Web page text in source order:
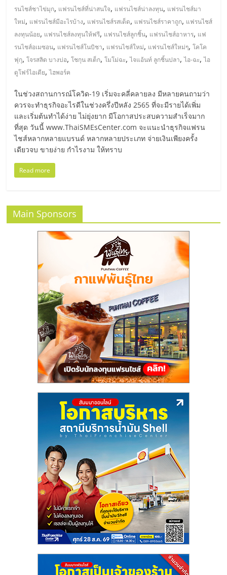
ไชส์"
รนไชส์ชาไข่มุก, แฟรนไชส์ที่น่าสนใจ, แฟรนไชส์น่าลงทุน, แฟรนไชส์มา
ใหม่, แฟรนไชส์มีอะไรบ้าง, แฟรนไชส์รสเด็ด, แฟรนไชส์ราคาถูก, แฟรนไชส์
ลงทุนน้อย, แฟรนไชส์ลงทุนให้ฟรี, แฟรนไชส์ลูกชิ้น, แฟรนไชส์อาหาร, แฟ
รนไชส์อเมซอน, แฟรนไชส์โนบิชา, แฟรนไชส์ใหม่, แฟรนไชส์ใหม่ๆ,โคโค
ฟุกุ,โจรสลิด บางบ่อ,โชกุน สเต็ก,โมโม่ฉะ,ไจแอ้นท์ ลูกชิ้นปลา,ไอ-ฉะ,ไอ
ดูโฟร์ไอเดีย,ไฮพอร์ค
ในช่วงสถานการณ์โควิด-19 เริ่มจะคลี่คลายลง มีหลายคนถามว่า
ควรจะทำธุรกิจอะไรดีในช่วงครึ่งปีหลัง 2565 ที่จะมีรายได้เพิ่ม
และเริ่มต้นทำได้ง่าย ไม่ยุ่งยาก มีโอกาสประสบความสำเร็จมาก
ที่สุด วันนี้ www.ThaiSMEsCenter.com จะแนะนำธุรกิจแฟรน
ไชส์หลากหลายแบรนด์ หลากหลายประเภท จ่ายเงินเพียงครั้ง
เดียวจบ ขายง่าย กำไรงาม ให้ทราบ
Read more
Main Sponsors